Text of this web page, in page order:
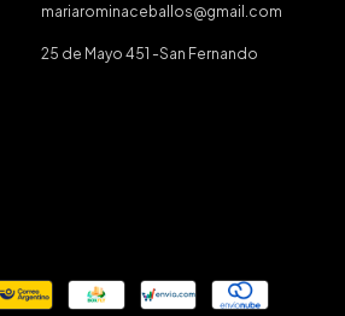
mariarominaceballos@gmail.com
25 de Mayo 451 -San Fernando